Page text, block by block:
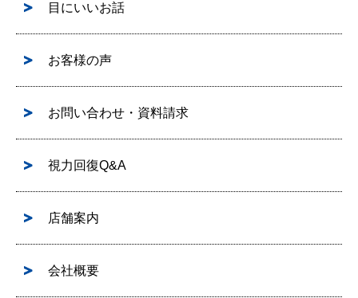
目にいいお話
お客様の声
お問い合わせ・資料請求
視力回復Q&A
店舗案内
会社概要